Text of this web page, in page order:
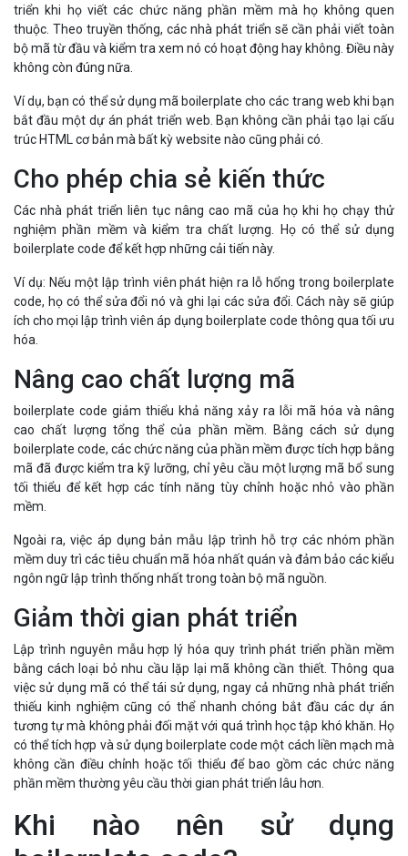
triển khi họ viết các chức năng phần mềm mà họ không quen
thuộc. Theo truyền thống, các nhà phát triển sẽ cần phải viết toàn
bộ mã từ đầu và kiểm tra xem nó có hoạt động hay không. Điều này
không còn đúng nữa.
Ví dụ, bạn có thể sử dụng mã boilerplate cho các trang web khi bạn
bắt đầu một dự án phát triển web. Bạn không cần phải tạo lại cấu
trúc HTML cơ bản mà bất kỳ website nào cũng phải có.
Cho phép chia sẻ kiến thức
Các nhà phát triển liên tục nâng cao mã của họ khi họ chạy thử
nghiệm phần mềm và kiểm tra chất lượng. Họ có thể sử dụng
boilerplate code để kết hợp những cải tiến này.
Ví dụ: Nếu một lập trình viên phát hiện ra lỗ hổng trong boilerplate
code, họ có thể sửa đổi nó và ghi lại các sửa đổi. Cách này sẽ giúp
ích cho mọi lập trình viên áp dụng boilerplate code thông qua tối ưu
hóa.
Nâng cao chất lượng mã
boilerplate code giảm thiểu khả năng xảy ra lỗi mã hóa và nâng
cao chất lượng tổng thể của phần mềm. Bằng cách sử dụng
boilerplate code, các chức năng của phần mềm được tích hợp bằng
mã đã được kiểm tra kỹ lưỡng, chỉ yêu cầu một lượng mã bổ sung
tối thiểu để kết hợp các tính năng tùy chỉnh hoặc nhỏ vào phần
mềm.
Ngoài ra, việc áp dụng bản mẫu lập trình hỗ trợ các nhóm phần
mềm duy trì các tiêu chuẩn mã hóa nhất quán và đảm bảo các kiểu
ngôn ngữ lập trình thống nhất trong toàn bộ mã nguồn.
Giảm thời gian phát triển
Lập trình nguyên mẫu hợp lý hóa quy trình phát triển phần mềm
bằng cách loại bỏ nhu cầu lặp lại mã không cần thiết. Thông qua
việc sử dụng mã có thể tái sử dụng, ngay cả những nhà phát triển
thiếu kinh nghiệm cũng có thể nhanh chóng bắt đầu các dự án
tương tự mà không phải đối mặt với quá trình học tập khó khăn. Họ
có thể tích hợp và sử dụng boilerplate code một cách liền mạch mà
không cần điều chỉnh hoặc tối thiểu để bao gồm các chức năng
phần mềm thường yêu cầu thời gian phát triển lâu hơn.
Khi nào nên sử dụng